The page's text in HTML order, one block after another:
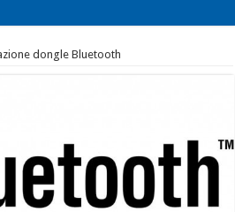
dongle Bluetooth